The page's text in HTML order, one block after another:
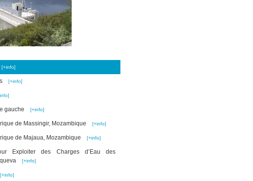
[+info]
[+info]
gauche [+info]
de Massingir, Mozambique [+info]
de Majaua, Mozambique [+info]
Exploiter des Charges d’Eau des
[+info]
[+info]